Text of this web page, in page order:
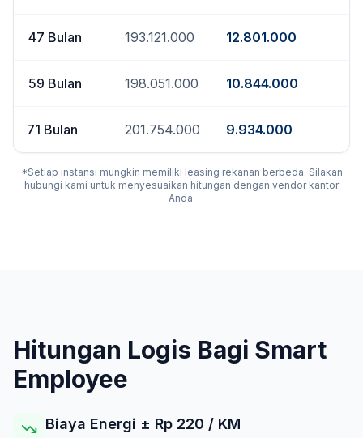
47 Bulan 193.121.000 12.801.000
59 Bulan 198.051.000 10.844.000
71 Bulan 201.754.000 9.934.000
*Setiap instansi mungkin memiliki leasing rekanan berbeda. Silakan
hubungi kami untuk menyesuaikan hitungan dengan vendor kantor
Anda.
Hitungan Logis Bagi Smart
Employee
Biaya Energi ± Rp 220 / KM